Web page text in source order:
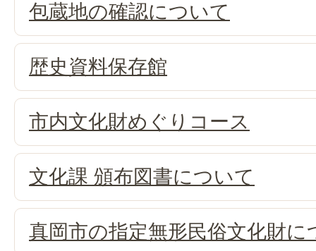
包蔵地の確認について
歴史資料保存館
市内文化財めぐりコース
文化課 頒布図書について
真岡市の指定無形民俗文化財に